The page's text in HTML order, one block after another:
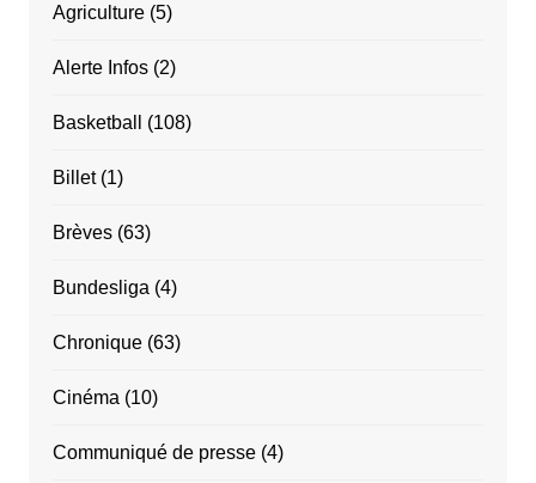
Agriculture(5)
Alerte Infos(2)
Basketball (108)
Billet(1)
Brèves(63)
Bundesliga (4)
Chronique(63)
Cinéma (10)
Communiqué de presse(4)